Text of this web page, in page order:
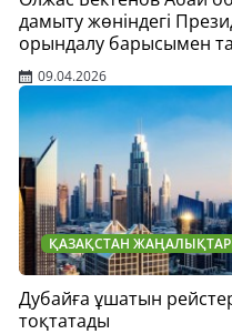
дамыту жөніндегі
орындалу барысымен
09.04.2026
ҚАЗАҚСТАН
Дубайға ұшатын
тоқтатады